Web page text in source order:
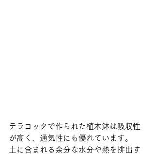
テラコッタで作られた植木鉢は吸収性
が高く、通気性にも優れています。
土に含まれる余分な水分や熱を排出す